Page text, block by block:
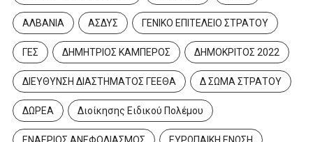
ΑΛΒΑΝΙΑ ΑΣΔΥΣ ΓΕΝΙΚΟ ΕΠΙΤΕΛΕΙΟ ΣΤΡΑΤΟΥ
ΓΕΣ ΔΗΜΗΤΡΙΟΣ ΚΑΜΠΕΡΟΣ ΔΗΜΟΚΡΙΤΟΣ 2022
ΔΙΕΥΘΥΝΣΗ ΔΙΑΣΤΗΜΑΤΟΣ ΓΕΕΘΑ Δ ΣΩΜΑ ΣΤΡΑΤΟΥ
ΔΩΡΕΑ Διοίκησης Ειδικού Πολέμου
ΕΝΑΕΡΙΟΣ ΑΝΕΦΟΔΙΑΣΜΟΣ ΕΥΡΩΠΑΙΚΗ ΕΝΩΣΗ